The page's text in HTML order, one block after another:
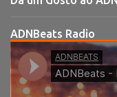
r
i
s
ADNBeats Radio